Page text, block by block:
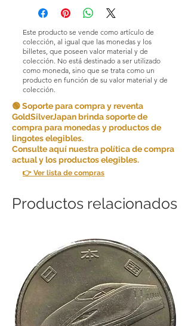
Este producto se vende como artículo de
colección, al igual que las monedas y los
billetes, que poseen valor material y de
colección. No está destinado a ser utilizado
como moneda, sino que se trata como un
producto en función de su valor material y de
colección.
🟢 Soporte para compra y reventa
GoldSilverJapan brinda soporte de
compra para monedas y productos de
lingotes elegibles.
Consulte aquí nuestra política de compra
actual y los productos elegibles.
👉 Ver lista de compras
Productos relacionados